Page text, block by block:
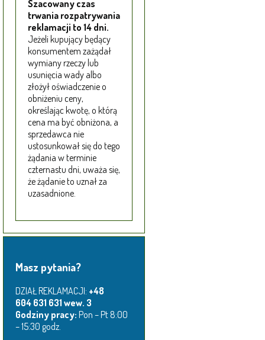
Szacowany czas
trwania rozpatrywania
reklamacji to 14 dni.
Jeżeli kupujący będący
konsumentem zażądał
wymiany rzeczy lub
usunięcia wady albo
złożył oświadczenie o
obniżeniu ceny,
określając kwotę, o którą
cena ma być obniżona, a
sprzedawca nie
ustosunkował się do tego
żądania w terminie
czternastu dni, uważa się,
że żądanie to uznał za
uzasadnione.
Masz pytania?
DZIAŁ REKLAMACJI: +48
604 631 631 wew. 3
Godziny pracy: Pon – Pt 8:00
– 15:30 godz.